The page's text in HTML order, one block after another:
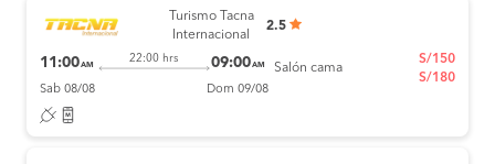
Turismo Tacna
Internacional
2.5
11:00AM
22:00 hrs 09:00AM
Sab 08/08 Dom 09/08
Salón cama
S/150
S/180